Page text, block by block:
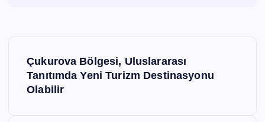
Çukurova Bölgesi, Uluslararası
Tanıtımda Yeni Turizm Destinasyonu
Olabilir